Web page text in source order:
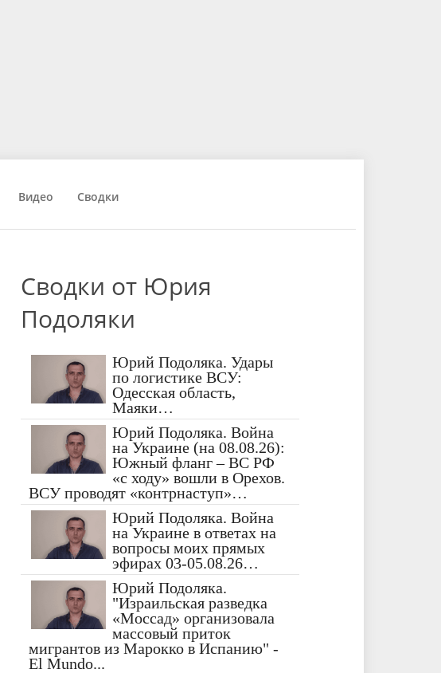
Видео Сводки
Сводки от Юрия
Подоляки
Юрий Подоляка. Удары
по логистике ВСУ:
Одесская область,
Маяки…
Юрий Подоляка. Война
на Украине (на 08.08.26):
Южный фланг – ВС РФ
«с ходу» вошли в Орехов.
ВСУ проводят «контрнаступ»…
Юрий Подоляка. Война
на Украине в ответах на
вопросы моих прямых
эфирах 03-05.08.26…
Юрий Подоляка.
"Израильская разведка
«Моссад» организовала
массовый приток
мигрантов из Марокко в Испанию" -
El Mundo...